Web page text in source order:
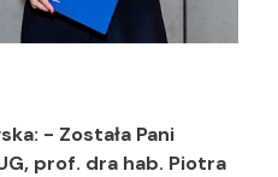
- Została Pani
prof. dra hab. Piotra